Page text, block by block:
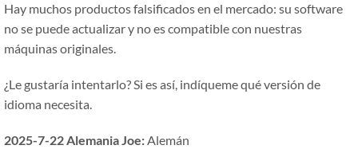
Hay muchos productos falsificados en el mercado: su software
no se puede actualizar y no es compatible con nuestras
máquinas originales.
¿Le gustaría intentarlo? Si es así, indíqueme qué versión de
idioma necesita.
2025-7-22 Alemania Joe:Alemán